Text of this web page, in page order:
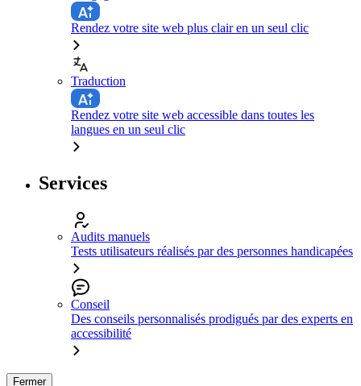
Rendez votre site web plus clair en un seul clic
Traduction
Rendez votre site web accessible dans toutes les
langues en un seul clic
Services
Audits manuels
Tests utilisateurs réalisés par des personnes handicapées
Conseil
Des conseils personnalisés prodigués par des experts en
accessibilité
Fermer